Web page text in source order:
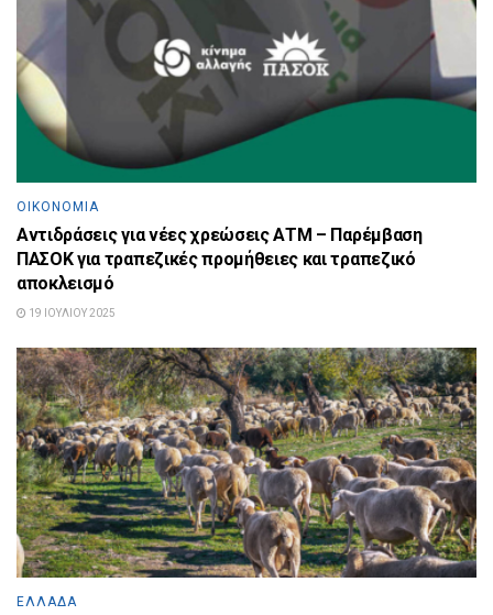
ΟΙΚΟΝΟΜΊΑ
Αντιδράσεις για νέες χρεώσεις ΑΤΜ – Παρέμβαση
ΠΑΣΟΚ για τραπεζικές προμήθειες και τραπεζικό
αποκλεισμό
19 ΙΟΥΛΊΟΥ 2025
ΕΛΛΆΔΑ